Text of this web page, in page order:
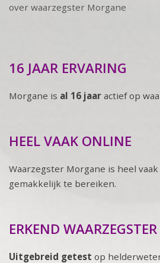
over waarzegster Morgane
16 JAAR ERVARING
Morgane is al 16 jaar actief op
HEEL VAAK ONLINE
Waarzegster Morgane is heel
gemakkelijk te bereiken.
ERKEND WAARZEGSTER
Uitgebreid getest op